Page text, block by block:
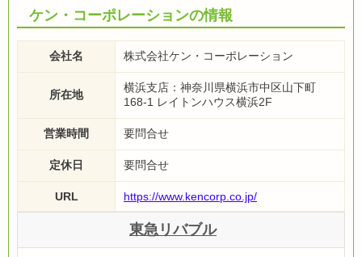
ケン・コーポレーションの情報
会社名 株式会社ケン・コーポレーション
所在地
横浜支店：神奈川県横浜市中区山下町
168-1 レイトンハウス横浜2F
営業時間 要問合せ
定休日 要問合せ
URL https://www.kencorp.co.jp/
東急リバブル